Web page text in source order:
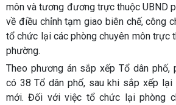
môn và tương đương trực thuộc UBND
về điều chỉnh tạm giao biên chế, công
tổ chức lại các phòng chuyên môn trực
phường.
Theo phương án sắp xếp Tổ dân phố,
có 38 Tổ dân phố, sau khi sắp xếp
mới. Đối với việc tổ chức lại phòng